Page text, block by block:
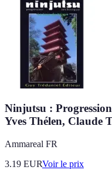
Ninjutsu :
Yves Thélen, Claude
Ammareal FR
3.19 EURVoir le prix